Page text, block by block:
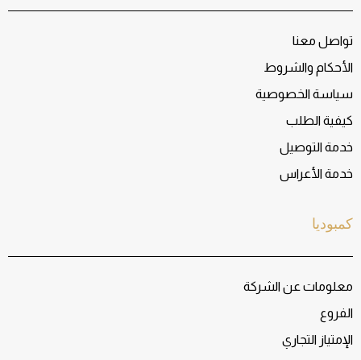
كمبوديا
معلومات عن الشركة
الفروع
الإمتياز التجاري
تواصل معنا
الأحكام والشروط
سياسة الخصوصية
كيفية الطلب
خدمة التوصيل
خدمة الأعراس